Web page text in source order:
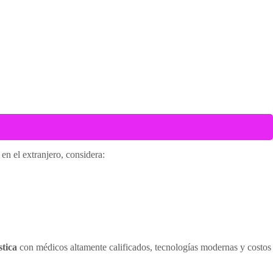
el extranjero, considera:
con médicos altamente calificados, tecnologías modernas y costos